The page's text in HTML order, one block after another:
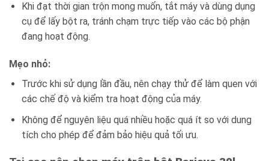
Khi đạt thời gian trộn mong muốn, tắt máy và dùng dụng
cụ để lấy bột ra, tránh chạm trực tiếp vào các bộ phận
đang hoạt động.
Mẹo nhỏ:
Trước khi sử dụng lần đầu, nên chạy thử để làm quen với
các chế độ và kiểm tra hoạt động của máy.
Không để nguyên liệu quá nhiều hoặc quá ít so với dung
tích cho phép để đảm bảo hiệu quả tối ưu.